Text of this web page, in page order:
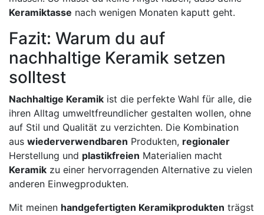
Keramiktasse nach wenigen Monaten kaputt geht.
Fazit: Warum du auf
nachhaltige Keramik setzen
solltest
Nachhaltige Keramik ist die perfekte Wahl für alle, die
ihren Alltag umweltfreundlicher gestalten wollen, ohne
auf Stil und Qualität zu verzichten. Die Kombination
aus wiederverwendbaren Produkten, regionaler
Herstellung und plastikfreien Materialien macht
Keramik zu einer hervorragenden Alternative zu vielen
anderen Einwegprodukten.
Mit meinen handgefertigten Keramikprodukten trägst